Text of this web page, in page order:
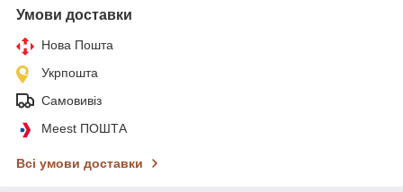
Умови доставки
Нова Пошта
Укрпошта
Самовивіз
Meest ПОШТА
Всі умови доставки